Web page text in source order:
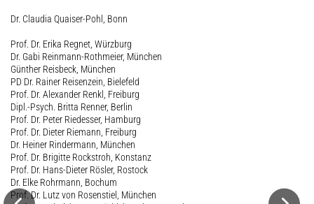
Dr. Claudia Quaiser-Pohl, Bonn
Prof. Dr. Erika Regnet, Würzburg
Dr. Gabi Reinmann-Rothmeier, München
Günther Reisbeck, München
PD Dr. Rainer Reisenzein, Bielefeld
Prof. Dr. Alexander Renkl, Freiburg
Dipl.-Psych. Britta Renner, Berlin
Prof. Dr. Peter Riedesser, Hamburg
Prof. Dr. Dieter Riemann, Freiburg
Dr. Heiner Rindermann, München
Prof. Dr. Brigitte Rockstroh, Konstanz
Prof. Dr. Hans-Dieter Rösler, Rostock
Dr. Elke Rohrmann, Bochum
Prof. Dr. Lutz von Rosenstiel, München